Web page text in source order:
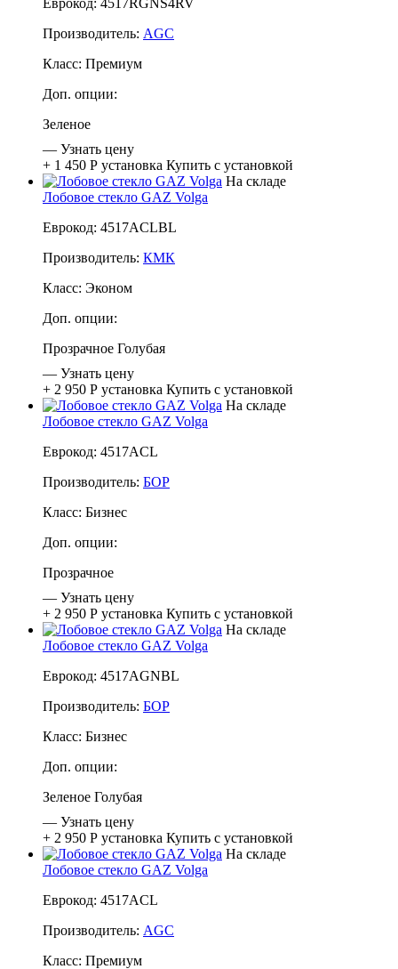
Производитель: AGC
Класс: Премиум
Доп. опции:
Зеленое
— Узнать цену
+ 1 450 Р установка Купить с установкой
На складе
Лобовое стекло GAZ Volga
Еврокод: 4517ACLBL
Производитель: КМК
Класс: Эконом
Доп. опции:
Прозрачное Голубая
— Узнать цену
+ 2 950 Р установка Купить с установкой
На складе
Лобовое стекло GAZ Volga
Еврокод: 4517ACL
Производитель: БОР
Класс: Бизнес
Доп. опции:
Прозрачное
— Узнать цену
+ 2 950 Р установка Купить с установкой
На складе
Лобовое стекло GAZ Volga
Еврокод: 4517AGNBL
Производитель: БОР
Класс: Бизнес
Доп. опции:
Зеленое Голубая
— Узнать цену
+ 2 950 Р установка Купить с установкой
На складе
Лобовое стекло GAZ Volga
Еврокод: 4517ACL
Производитель: AGC
Класс: Премиум